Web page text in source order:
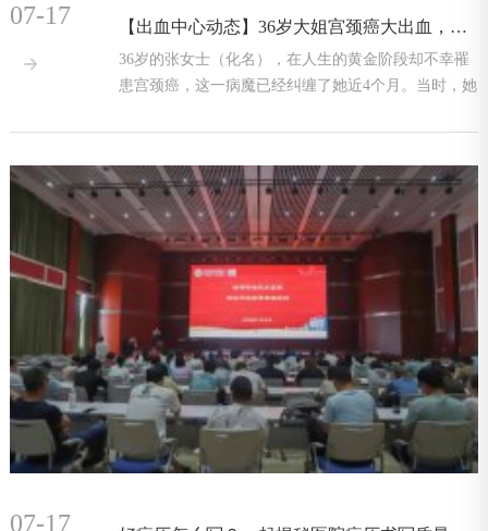
07-17

【出血中心动态】36岁大姐宫颈癌大出血，介入治疗高效止血！
36岁的张女士（化名），在人生的黄金阶段却不幸罹
患宫颈癌，这一病魔已经纠缠了她近4个月。当时，她
07-17